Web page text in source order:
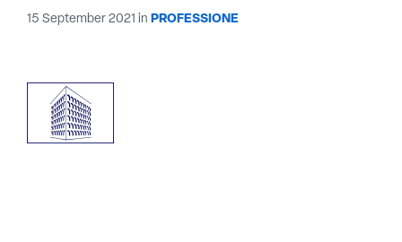
15 September 2021 in PROFESSIONE